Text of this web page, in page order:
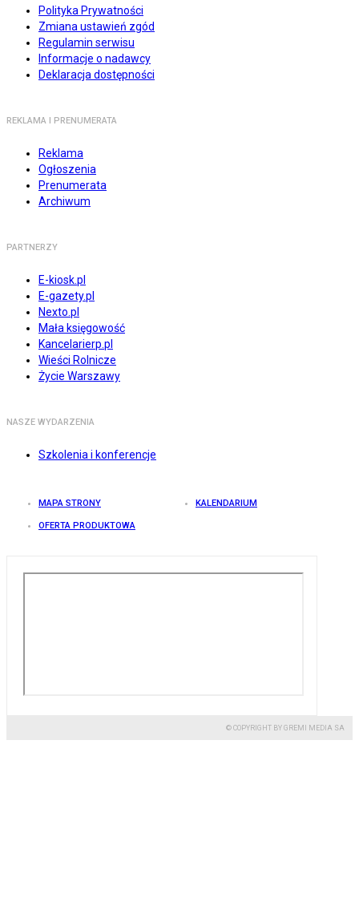
Polityka Prywatności
Zmiana ustawień zgód
Regulamin serwisu
Informacje o nadawcy
Deklaracja dostępności
REKLAMA I PRENUMERATA
Reklama
Ogłoszenia
Prenumerata
Archiwum
PARTNERZY
E-kiosk.pl
E-gazety.pl
Nexto.pl
Mała księgowość
Kancelarierp.pl
Wieści Rolnicze
Życie Warszawy
NASZE WYDARZENIA
Szkolenia i konferencje
MAPA STRONY KALENDARIUM
OFERTA PRODUKTOWA
© COPYRIGHT BY GREMI MEDIA SA